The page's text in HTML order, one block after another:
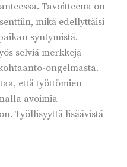
Tavoitteena on
mikä edellyttäisi
syntymistä.
selviä merkkejä
ongelmasta.
että työttömien
avoimia
Työllisyyttä lisäävistä